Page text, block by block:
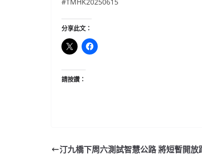
分享此文：
請按讚：
汀九橋下周六測試智慧公路 將短暫開放